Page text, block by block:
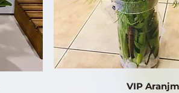
Hızlı Bakış
VIP